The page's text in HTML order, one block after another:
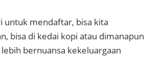
untuk mendaftar, bisa kita
bisa di kedai kopi atau dimanapun
bernuansa kekeluargaan